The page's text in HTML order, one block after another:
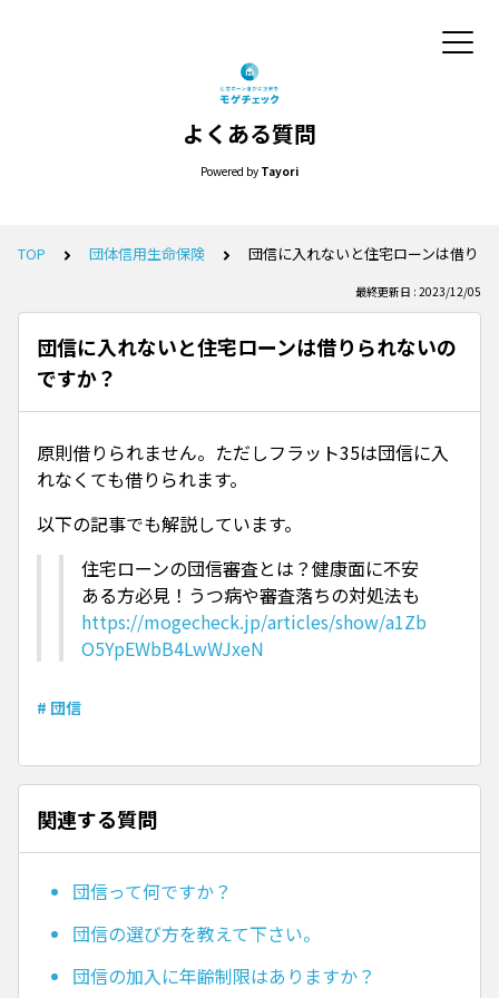
よくある質問
Powered by Tayori
TOP 団体信用生命保険 団信に入れないと住宅ローンは借り
最終更新日 : 2023/12/05
団信に入れないと住宅ローンは借りられないの
ですか？
原則借りられません。ただしフラット35は団信に入
れなくても借りられます。
以下の記事でも解説しています。
住宅ローンの団信審査とは？健康面に不安
ある方必見！うつ病や審査落ちの対処法も
https://mogecheck.jp/articles/show/a1Zb
O5YpEWbB4LwWJxeN
# 団信
関連する質問
団信って何ですか？
団信の選び方を教えて下さい。
団信の加入に年齢制限はありますか？